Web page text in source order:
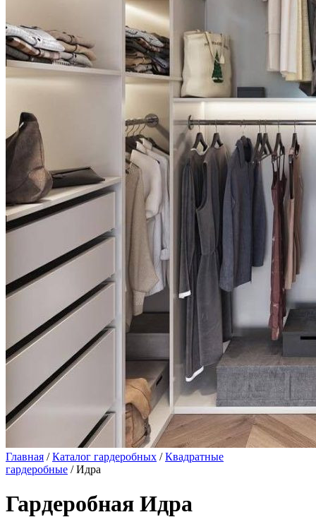
Главная /Каталог гардеробных /Квадратные
гардеробные / Идра
Гардеробная Идра